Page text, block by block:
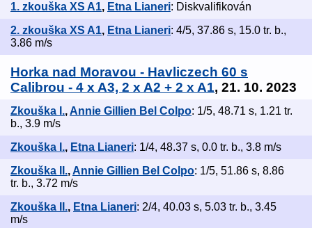
1. zkouška XS A1, Etna Lianeri: Diskvalifikován
2. zkouška XS A1, Etna Lianeri: 4/5, 37.86 s, 15.0 tr. b.,
3.86 m/s
Horka nad Moravou - Havliczech 60 s
Calibrou - 4 x A3, 2 x A2 + 2 x A1, 21. 10. 2023
Zkouška I.,Annie Gillien Bel Colpo: 1/5, 48.71 s, 1.21 tr.
b., 3.9 m/s
Zkouška I., Etna Lianeri: 1/4, 48.37 s, 0.0 tr. b., 3.8 m/s
Zkouška II.,Annie Gillien Bel Colpo: 1/5, 51.86 s, 8.86
tr. b., 3.72 m/s
Zkouška II., Etna Lianeri: 2/4, 40.03 s, 5.03 tr. b., 3.45
m/s